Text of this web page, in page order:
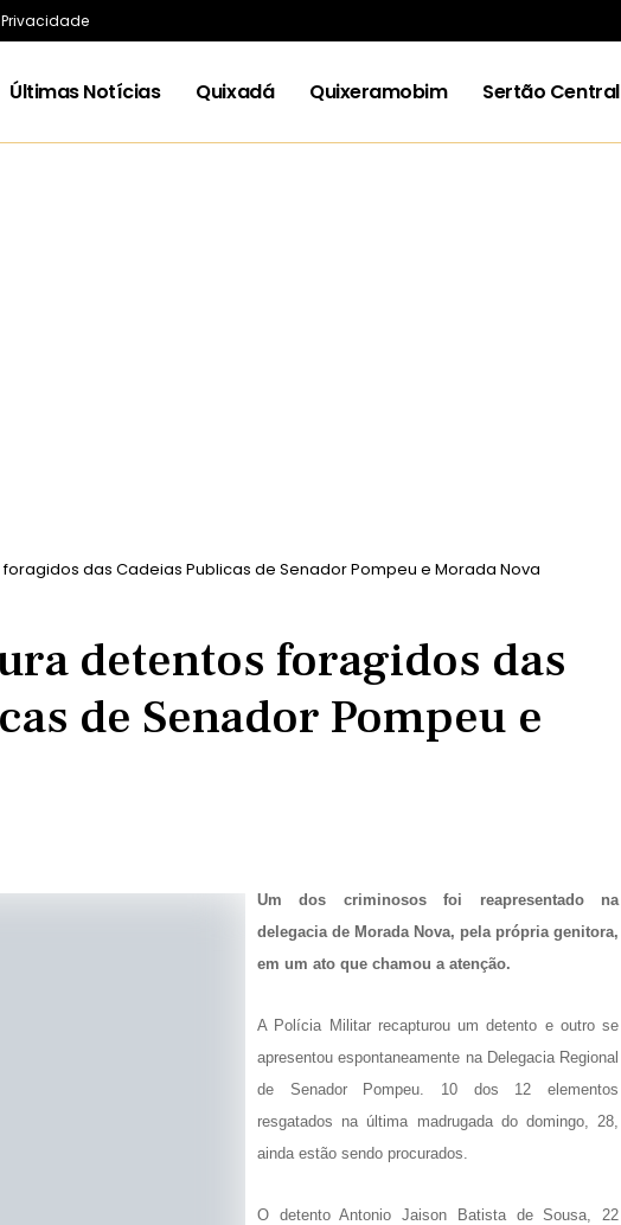
Últimas Notícias Quixadá Quixeramobim Sertão Central
das Cadeias Publicas de Senador Pompeu e Morada Nova
detentos foragidos das
de Senador Pompeu e
Um dos criminosos foi reapresentado na
delegacia de Morada Nova, pela própria genitora,
em um ato que chamou a atenção.
A Polícia Militar recapturou um detento e outro se
apresentou espontaneamente na Delegacia Regional
de Senador Pompeu. 10 dos 12 elementos
resgatados na última madrugada do domingo, 28,
ainda estão sendo procurados.
O detento Antonio Jaison Batista de Sousa, 22